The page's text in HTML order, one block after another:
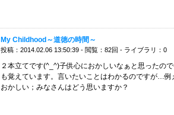
My Childhood～道徳の時間～
投稿：2014.02.06 13:50:39 - 閲覧：82回 - ライブラリ：0
２本立てです(^_^)子供心におかしいなぁと思ったの
も覚えています。言いたいことはわかるのですが…例
おかしい；みなさんはどう思いますか？